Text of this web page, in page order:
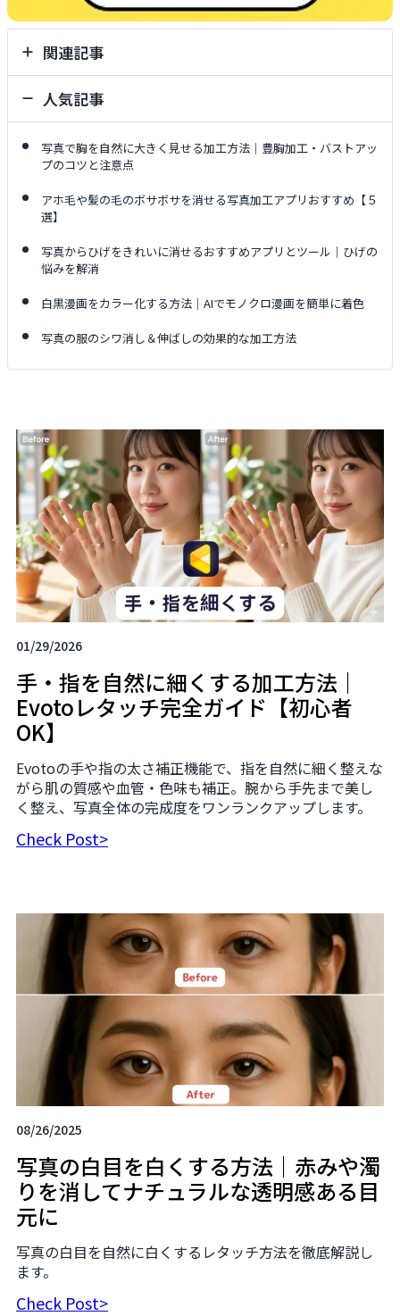
関連記事
人気記事
写真で胸を自然に大きく見せる加工方法｜豊胸加工・バストアッ
プのコツと注意点
アホ毛や髪の毛のボサボサを消せる写真加工アプリおすすめ【５
選】
写真からひげをきれいに消せるおすすめアプリとツール｜ひげの
悩みを解消
白黒漫画をカラー化する方法｜AIでモノクロ漫画を簡単に着色
写真の服のシワ消し＆伸ばしの効果的な加工方法
01/29/2026
手・指を自然に細くする加工方法｜
Evotoレタッチ完全ガイド【初心者
OK】
Evotoの手や指の太さ補正機能で、指を自然に細く整えな
がら肌の質感や血管・色味も補正。腕から手先まで美し
く整え、写真全体の完成度をワンランクアップします。
Check Post>
08/26/2025
写真の白目を白くする方法｜赤みや濁
りを消してナチュラルな透明感ある目
元に
写真の白目を自然に白くするレタッチ方法を徹底解説し
ます。
Check Post>